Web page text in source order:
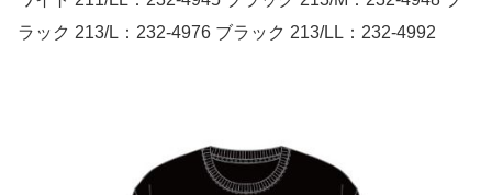
ラック 213/L：232-4976 ブラック 213/LL：232-4992